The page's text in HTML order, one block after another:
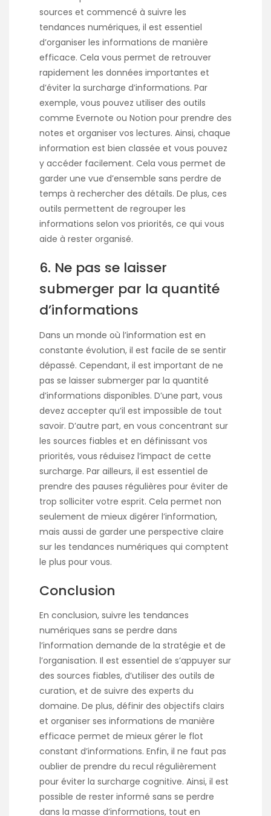
sources et commencé à suivre les
tendances numériques, il est essentiel
d’organiser les informations de manière
efficace. Cela vous permet de retrouver
rapidement les données importantes et
d’éviter la surcharge d’informations. Par
exemple, vous pouvez utiliser des outils
comme Evernote ou Notion pour prendre des
notes et organiser vos lectures. Ainsi, chaque
information est bien classée et vous pouvez
y accéder facilement. Cela vous permet de
garder une vue d’ensemble sans perdre de
temps à rechercher des détails. De plus, ces
outils permettent de regrouper les
informations selon vos priorités, ce qui vous
aide à rester organisé.
6. Ne pas se laisser
submerger par la quantité
d’informations
Dans un monde où l’information est en
constante évolution, il est facile de se sentir
dépassé. Cependant, il est important de ne
pas se laisser submerger par la quantité
d’informations disponibles. D’une part, vous
devez accepter qu’il est impossible de tout
savoir. D’autre part, en vous concentrant sur
les sources fiables et en définissant vos
priorités, vous réduisez l’impact de cette
surcharge. Par ailleurs, il est essentiel de
prendre des pauses régulières pour éviter de
trop solliciter votre esprit. Cela permet non
seulement de mieux digérer l’information,
mais aussi de garder une perspective claire
sur les tendances numériques qui comptent
le plus pour vous.
Conclusion
En conclusion, suivre les tendances
numériques sans se perdre dans
l’information demande de la stratégie et de
l’organisation. Il est essentiel de s’appuyer sur
des sources fiables, d’utiliser des outils de
curation, et de suivre des experts du
domaine. De plus, définir des objectifs clairs
et organiser ses informations de manière
efficace permet de mieux gérer le flot
constant d’informations. Enfin, il ne faut pas
oublier de prendre du recul régulièrement
pour éviter la surcharge cognitive. Ainsi, il est
possible de rester informé sans se perdre
dans la masse d’informations, tout en